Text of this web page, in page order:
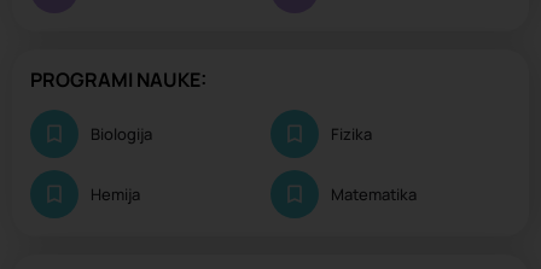
PROGRAMI NAUKE:
Biologija Fizika
Hemija Matematika